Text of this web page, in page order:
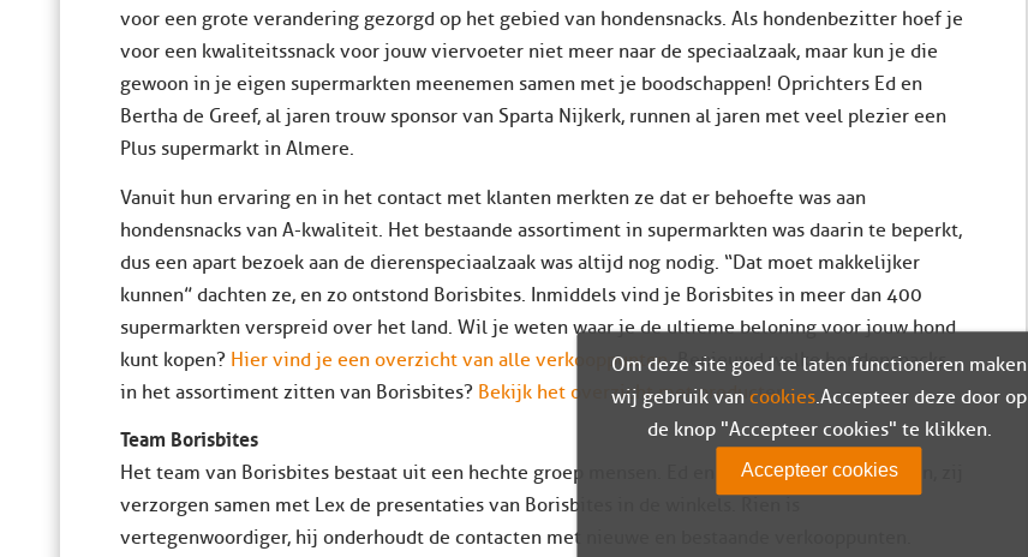
voor een grote verandering gezorgd op het gebied van hondensnacks. Als hondenbezitter hoef je
voor een kwaliteitssnack voor jouw viervoeter niet meer naar de speciaalzaak, maar kun je die
gewoon in je eigen supermarkten meenemen samen met je boodschappen! Oprichters Ed en
Bertha de Greef, al jaren trouw sponsor van Sparta Nijkerk, runnen al jaren met veel plezier een
Plus supermarkt in Almere.
Vanuit hun ervaring en in het contact met klanten merkten ze dat er behoefte was aan
hondensnacks van A-kwaliteit. Het bestaande assortiment in supermarkten was daarin te beperkt,
dus een apart bezoek aan de dierenspeciaalzaak was altijd nog nodig. “Dat moet makkelijker
kunnen” dachten ze, en zo ontstond Borisbites. Inmiddels vind je Borisbites in meer dan 400
supermarkten verspreid over het land. Wil je weten waar je de ultieme beloning voor jouw hond
kunt kopen? Hier vind je een overzicht van alle verkooppunten. Benieuwd welke hondensnacks
in het assortiment zitten van Borisbites? Bekijk het overzicht met producten
Team Borisbites
Het team van Borisbites bestaat uit een hechte groep mensen. Ed en Bertha zijn de eigenaren, zij
verzorgen samen met Lex de presentaties van Borisbites in de winkels. Rien is
vertegenwoordiger, hij onderhoudt de contacten met nieuwe en bestaande verkooppunten.
Om deze site goed te laten functioneren maken
wij gebruik van cookies. Accepteer deze door op
de knop "Accepteer cookies" te klikken.
Accepteer cookies